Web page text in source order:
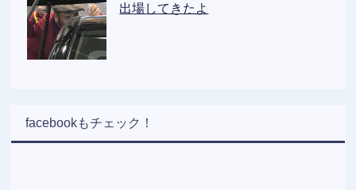
出場してきたよ
facebookもチェック！